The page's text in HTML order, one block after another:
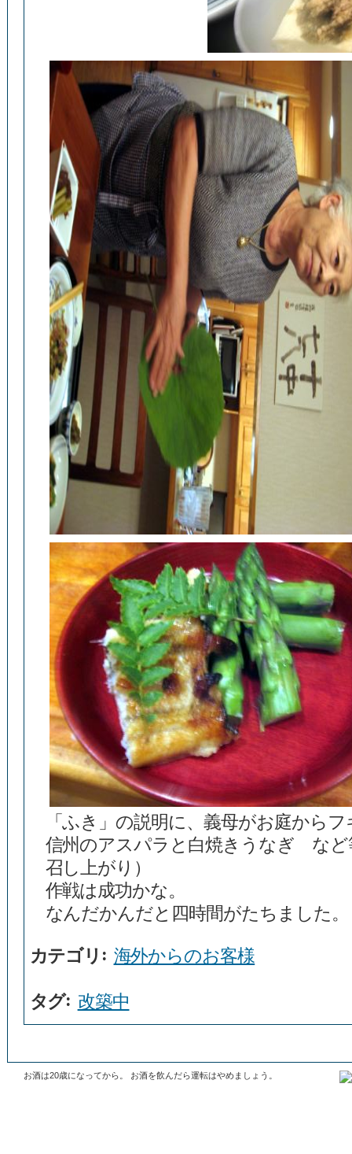
「ふき」の説明に、義母がお庭から
信州のアスパラと白焼きうなぎ など
召し上がり）
作戦は成功かな。
なんだかんだと四時間がたちました。
カテゴリ : 海外からのお客様
タグ: 改築中
お酒は20歳になってから。 お酒を飲んだら運転はやめましょう。